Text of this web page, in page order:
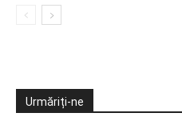
Urmăriți-ne